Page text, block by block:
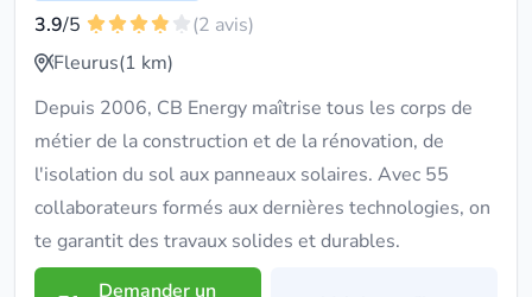
3.9/5
(2 avis)
Fleurus(1 km)
Depuis 2006, CB Energy maîtrise tous les corps de
métier de la construction et de la rénovation, de
l'isolation du sol aux panneaux solaires. Avec 55
collaborateurs formés aux dernières technologies, on
te garantit des travaux solides et durables.
Demander un